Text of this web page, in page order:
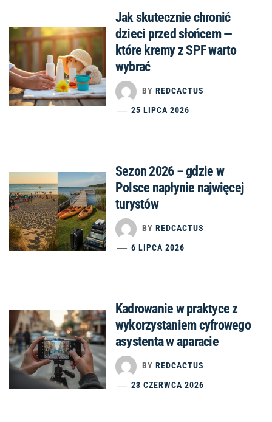
Jak skutecznie chronić
dzieci przed słońcem —
które kremy z SPF warto
wybrać
BY REDCACTUS
25 LIPCA 2026
Sezon 2026 – gdzie w
Polsce napłynie najwięcej
turystów
BY REDCACTUS
6 LIPCA 2026
Kadrowanie w praktyce z
wykorzystaniem cyfrowego
asystenta w aparacie
BY REDCACTUS
23 CZERWCA 2026